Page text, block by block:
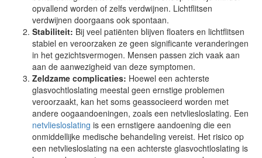
opvallend worden of zelfs verdwijnen. Lichtflitsen
verdwijnen doorgaans ook spontaan.
Stabiliteit: Bij veel patiënten blijven floaters en lichtflitsen
stabiel en veroorzaken ze geen significante veranderingen
in het gezichtsvermogen. Mensen passen zich vaak aan
aan de aanwezigheid van deze symptomen.
Zeldzame complicaties: Hoewel een achterste
glasvochtloslating meestal geen ernstige problemen
veroorzaakt, kan het soms geassocieerd worden met
andere oogaandoeningen, zoals een netvliesloslating. Een
netvliesloslating is een ernstigere aandoening die een
onmiddellijke medische behandeling vereist. Het risico op
een netvliesloslating na een achterste glasvochtloslating is